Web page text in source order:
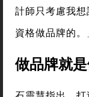
計師只考慮我
資格做品牌的。
做品牌就